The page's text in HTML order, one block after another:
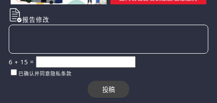
报告修改
6 + 15 =
已确认并同意隐私条款